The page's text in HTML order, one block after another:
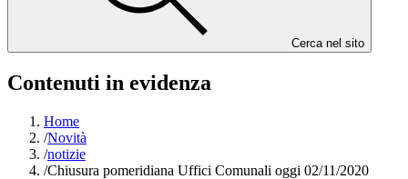
Cerca nel sito
Contenuti in evidenza
Home
/Novità
/notizie
/Chiusura pomeridiana Uffici Comunali oggi 02/11/2020